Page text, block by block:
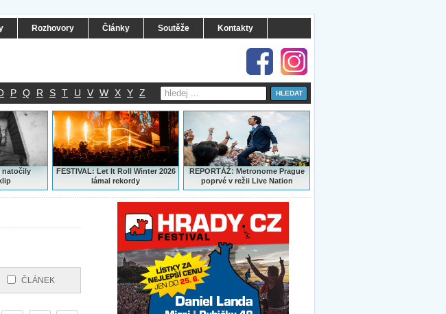
Rozhovory Články Soutěže Kontakty
P Q R S T U V W X Y Z
natočily
FESTIVAL: Let It Roll Winter 2026
lámal rekordy
REPORTÁŽ:Metronome Prague
poprvé v režii Live Nation
ČLÁNEK